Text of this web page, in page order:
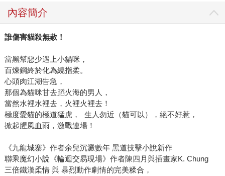
內容簡介
誰傷害貓殺無赦！
當黑幫惡少遇上小貓咪，
百煉鋼終於化為繞指柔。
心頭肉江湖告急，
那個為貓咪甘去蹈火海的男人，
當然水裡水裡去，火裡火裡去！
極度愛貓的極道猛虎， 生人勿近（貓可以），絕不好惹，
掀起腥風血雨，激戰連場！
《九龍城寨》作者余兒沉澱數年 黑道技擊小說新作
聯乘魔幻小說《輪迴交易現場》作者陳四月與插畫家K. Chung
三倍鐵漢柔情 與 暴烈動作劇情的完美糅合，